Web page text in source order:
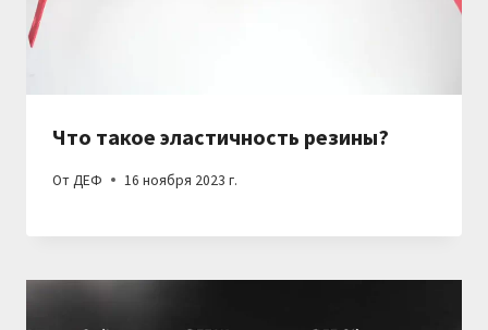
Что такое эластичность резины?
ОтДЕФ 16 ноября 2023 г.